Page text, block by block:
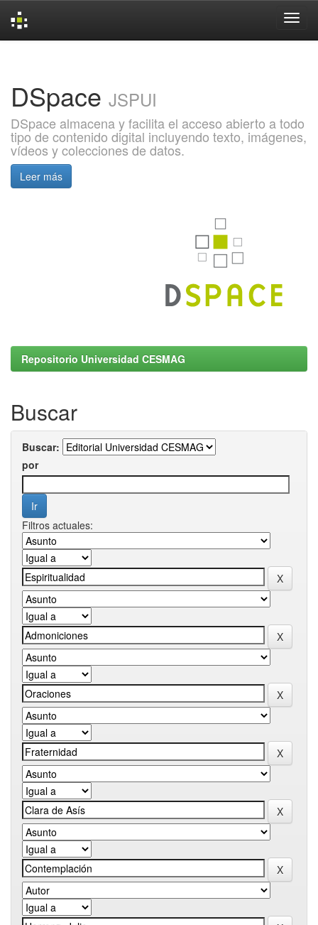
DSpace JSPUI
DSpace almacena y facilita el acceso abierto a todo
tipo de contenido digital incluyendo texto, imágenes,
vídeos y colecciones de datos.
Leer más
Repositorio Universidad CESMAG
Buscar
Buscar:
por
Filtros actuales: